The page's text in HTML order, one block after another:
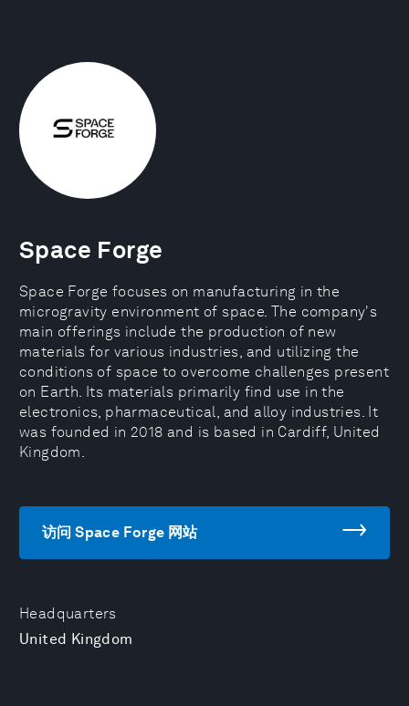
Headquarters
United Kingdom
Space Forge
Space Forge focuses on manufacturing in the
microgravity environment of space. The company's
main offerings include the production of new
materials for various industries, and utilizing the
conditions of space to overcome challenges present
on Earth. Its materials primarily find use in the
electronics, pharmaceutical, and alloy industries. It
was founded in 2018 and is based in Cardiff, United
Kingdom.
访问 Space Forge 网站